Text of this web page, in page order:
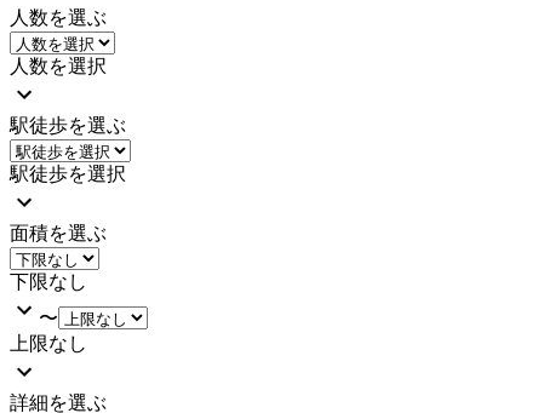
人数を選ぶ
人数を選択
駅徒歩を選ぶ
駅徒歩を選択
面積を選ぶ
下限なし
〜
上限なし
詳細を選ぶ